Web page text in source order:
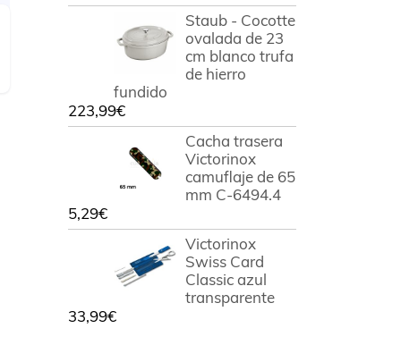
Staub - Cocotte
ovalada de 23
cm blanco trufa
de hierro
fundido
223,99€
Cacha trasera
Victorinox
camuflaje de 65
mm C-6494.4
5,29€
Victorinox
Swiss Card
Classic azul
transparente
33,99€